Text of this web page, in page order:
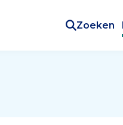
Zoeken